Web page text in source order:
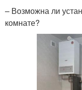
– Возможна ли
комнате?